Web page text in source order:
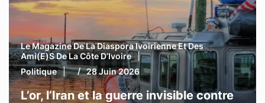
Le Magazine De La Diaspora Ivoirienne Et Des
Ami(e)s De La Côte D’Ivoire
Politique
28 Juin 2026
L’or, l’Iran et la guerre invisible contre